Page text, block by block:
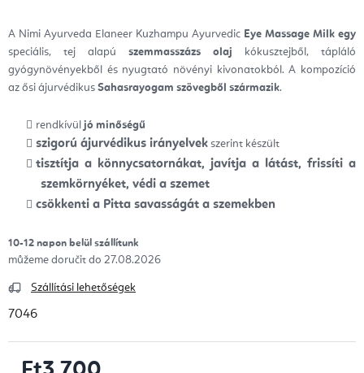
A Nimi Ayurveda Elaneer Kuzhampu Ayurvedic Eye Massage Milk egy
speciális, tej alapú szemmasszázs olaj kókusztejből, tápláló
gyógynövényekből és nyugtató növényi kivonatokból. A kompozíció
az ősi ájurvédikus Sahasrayogam szövegből származik.
rendkívül jó minőségű
szigorú ájurvédikus irányelvek szerint készült
tisztítja a könnycsatornákat, javítja a látást, frissíti a
szemkörnyéket, védi a szemet
csökkenti a Pitta savasságát a szemekben
10-12 napon belül szállítunk
27.08.2026
Szállítási lehetőségek
7046